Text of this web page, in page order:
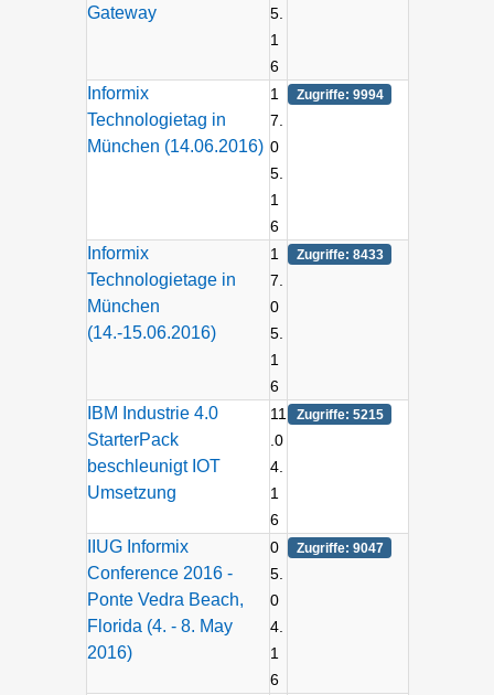
Gateway
5.
1
6
Informix
Technologietag in
München (14.06.2016)
1
7.
0
5.
1
6
Zugriffe: 9994
Informix
Technologietage in
München
(14.-15.06.2016)
1
7.
0
5.
1
6
Zugriffe: 8433
IBM Industrie 4.0
StarterPack
beschleunigt IOT
Umsetzung
11
.0
4.
1
6
Zugriffe: 5215
IIUG Informix
Conference 2016 -
Ponte Vedra Beach,
Florida (4. - 8. May
2016)
0
5.
0
4.
1
6
Zugriffe: 9047